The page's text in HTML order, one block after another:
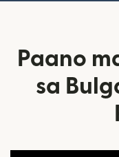
Paano
sa